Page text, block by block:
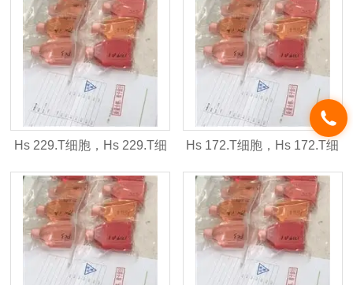
Hs 229.T细胞，Hs 229.T细
胞株
Hs 172.T细胞，Hs 172.T细
胞株